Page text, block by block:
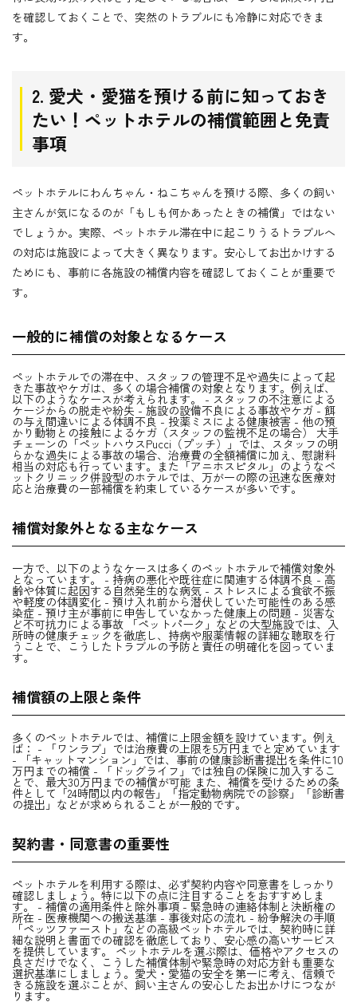
を確認しておくことで、突然のトラブルにも冷静に対応できま
す。
2. 愛犬・愛猫を預ける前に知っておき
たい！ペットホテルの補償範囲と免責
事項
ペットホテルにわんちゃん・ねこちゃんを預ける際、多くの飼い
主さんが気になるのが「もしも何かあったときの補償」ではない
でしょうか。実際、ペットホテル滞在中に起こりうるトラブルへ
の対応は施設によって大きく異なります。安心してお出かけする
ためにも、事前に各施設の補償内容を確認しておくことが重要で
す。
一般的に補償の対象となるケース
ペットホテルでの滞在中、スタッフの管理不足や過失によって起
きた事故やケガは、多くの場合補償の対象となります。例えば、
以下のようなケースが考えられます。 - スタッフの不注意による
ケージからの脱走や紛失 - 施設の設備不良による事故やケガ - 餌
の与え間違いによる体調不良 - 投薬ミスによる健康被害 - 他の預
かり動物との接触によるケガ（スタッフの監視不足の場合） 大手
チェーンの「ペットハウスPucci（プッチ）」では、スタッフの明
らかな過失による事故の場合、治療費の全額補償に加え、慰謝料
相当の対応も行っています。また「アニホスピタル」のようなペ
ットクリニック併設型のホテルでは、万が一の際の迅速な医療対
応と治療費の一部補償を約束しているケースが多いです。
補償対象外となる主なケース
一方で、以下のようなケースは多くのペットホテルで補償対象外
となっています。 - 持病の悪化や既往症に関連する体調不良 - 高
齢や体質に起因する自然発生的な病気 - ストレスによる食欲不振
や軽度の体調変化 - 預け入れ前から潜伏していた可能性のある感
染症 - 預け主が事前に申告していなかった健康上の問題 - 災害な
ど不可抗力による事故 「ペットパーク」などの大型施設では、入
所時の健康チェックを徹底し、持病や服薬情報の詳細な聴取を行
うことで、こうしたトラブルの予防と責任の明確化を図っていま
す。
補償額の上限と条件
多くのペットホテルでは、補償に上限金額を設けています。例え
ば： - 「ワンラブ」では治療費の上限を5万円までと定めています
- 「キャットマンション」では、事前の健康診断書提出を条件に10
万円までの補償 - 「ドッグライフ」では独自の保険に加入するこ
とで、最大30万円までの補償が可能 また、補償を受けるための条
件として「24時間以内の報告」「指定動物病院での診察」「診断書
の提出」などが求められることが一般的です。
契約書・同意書の重要性
ペットホテルを利用する際は、必ず契約内容や同意書をしっかり
確認しましょう。特に以下の点に注目することをおすすめしま
す。 - 補償の適用条件と除外事項 - 緊急時の連絡体制と決断権の
所在 - 医療機関への搬送基準 - 事後対応の流れ - 紛争解決の手順
「ペッツファースト」などの高級ペットホテルでは、契約時に詳
細な説明と書面での確認を徹底しており、安心感の高いサービス
を提供しています。 ペットホテルを選ぶ際は、価格やアクセスの
良さだけでなく、こうした補償体制や緊急時の対応方針も重要な
選択基準にしましょう。愛犬・愛猫の安全を第一に考え、信頼で
きる施設を選ぶことが、飼い主さんの安心したお出かけにつなが
ります。